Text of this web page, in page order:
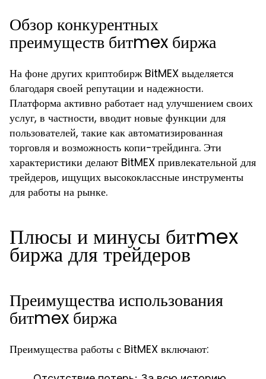
Обзор конкурентных
преимуществ битmex биржа
На фоне других криптобирж BitMEX выделяется
благодаря своей репутации и надежности.
Платформа активно работает над улучшением своих
услуг, в частности, вводит новые функции для
пользователей, такие как автоматизированная
торговля и возможность копи-трейдинга. Эти
характеристики делают BitMEX привлекательной для
трейдеров, ищущих высококлассные инструменты
для работы на рынке.
Плюсы и минусы битmex
биржа для трейдеров
Преимущества использования
битmex биржа
Преимущества работы с BitMEX включают: